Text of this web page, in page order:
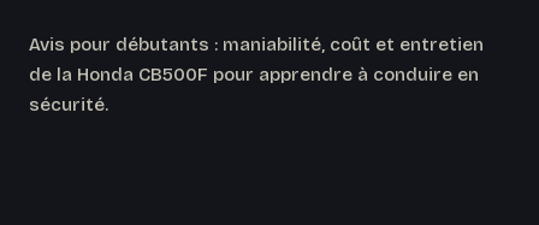
Avis pour débutants : maniabilité, coût et entretien
de la Honda CB500F pour apprendre à conduire en
sécurité.